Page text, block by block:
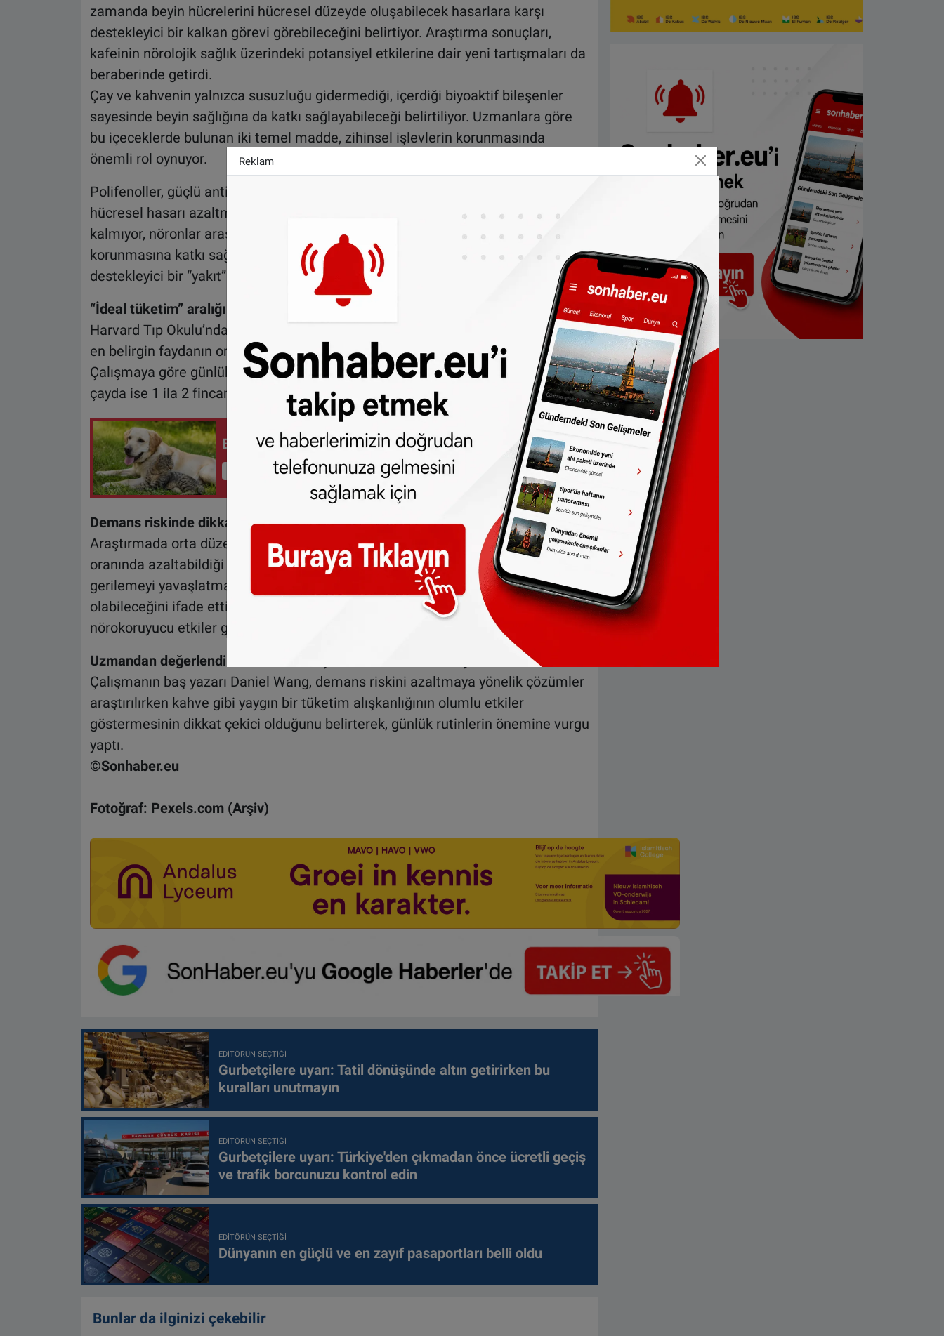
zamanda beyin hücrelerini hücresel düzeyde oluşabilecek hasarlara karşı
destekleyici bir kalkan görevi görebileceğini belirtiyor. Araştırma sonuçları,
kafeinin nörolojik sağlık üzerindeki potansiyel etkilerine dair yeni tartışmaları da
beraberinde getirdi.
Çay ve kahvenin yalnızca susuzluğu gidermediği, içerdiği biyoaktif bileşenler
sayesinde beyin sağlığına da katkı sağlayabileceği belirtiliyor. Uzmanlara göre
bu içeceklerde bulunan iki temel madde, zihinsel işlevlerin korunmasında
önemli rol oynuyor.
Polifenoller, güçlü antioksidan özellikleri sayesinde vücuttaki iltihaplanmayı ve
hücresel hasarı azaltmaya yardımcı olurken; kafein ise yalnızca enerji vermekle
kalmıyor, nöronlar arasındaki iletişimi destekleyerek bilişsel performansın
korunmasına katkı sağlayabiliyor. Araştırmalar, bu bileşenlerin beyin için
destekleyici bir “yakıt” görevi görebileceğine işaret ediyor.
“İdeal tüketim” aralığı belirlendi
Harvard Tıp Okulu’ndan Doç. Dr. Daniel Wang liderliğinde yürütülen araştırmada,
en belirgin faydanın orta düzeyde tüketim yapan kişilerde görüldüğü bildirildi.
Çalışmaya göre günlük tüketim miktarının kahvede 2 ila 3 fincan kafeinli kahve,
çayda ise 1 ila 2 fincan aralığında olması öneriliyor.
Evcil hayvan sahiplerine uyarı: Sıcak çarpmasına dikkat
İçeriği Görüntüle
Demans riskinde dikkat çekici azalma
Araştırmada orta düzey kafein tüketiminin demans riskini yaklaşık yüzde 18
oranında azaltabildiği belirlendi. Araştırmacılar, bu alışkanlığın bilişsel
gerilemeyi yavaşlatmada en pratik ve yaygın beslenme adımlarından biri
olabileceğini ifade etti. Ayrıca yüksek kafein alımının da sanılanın aksine
nörokoruyucu etkiler göstermeyi sürdürdüğü gözlemlendi.
Uzmandan değerlendirme: Günlük alışkanlıklar umut vadediyor
Çalışmanın baş yazarı Daniel Wang, demans riskini azaltmaya yönelik çözümler
araştırılırken kahve gibi yaygın bir tüketim alışkanlığının olumlu etkiler
göstermesinin dikkat çekici olduğunu belirterek, günlük rutinlerin önemine vurgu
yaptı.
©Sonhaber.eu
Fotoğraf: Pexels.com (Arşiv)
EDITÖRÜN SEÇTIĞI
Gurbetçilere uyarı: Tatil dönüşünde altın getirirken bu
kuralları unutmayın
EDITÖRÜN SEÇTIĞI
Gurbetçilere uyarı: Türkiye'den çıkmadan önce ücretli geçiş
ve trafik borcunuzu kontrol edin
EDITÖRÜN SEÇTIĞI
Dünyanın en güçlü ve en zayıf pasaportları belli oldu
Bunlar da ilginizi çekebilir
Reklam